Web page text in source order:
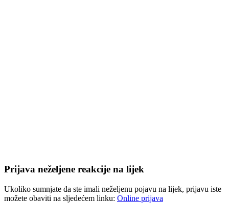
Prijava neželjene reakcije na lijek
Ukoliko sumnjate da ste imali neželjenu pojavu na lijek, prijavu iste
možete obaviti na sljedećem linku: Online prijava